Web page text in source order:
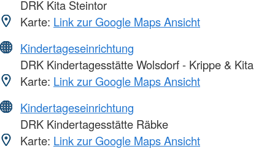
DRK Kita Steintor
Karte: Link zur Google Maps Ansicht
Kindertageseinrichtung
DRK Kindertagesstätte Wolsdorf - Krippe & Kita
Karte: Link zur Google Maps Ansicht
Kindertageseinrichtung
DRK Kindertagesstätte Räbke
Karte: Link zur Google Maps Ansicht